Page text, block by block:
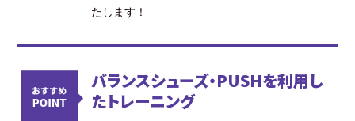
たします！
バランスシューズ・PUSHを利用し
たトレーニング